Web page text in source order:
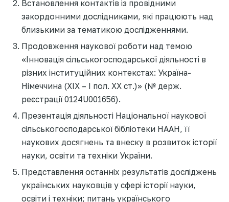
Встановлення контактів із провідними
закордонними дослідниками, які працюють над
близькими за тематикою дослідженнями.
Продовження наукової роботи над темою
«Інновація сільськогосподарської діяльності в
різних інституційних контекстах: Україна-
Німеччина (ХІХ – І пол. ХХ ст.)» (№ держ.
реєстрації 0124U001656).
Презентація діяльності Національної наукової
сільськогосподарської бібліотеки НААН, її
наукових досягнень та внеску в розвиток історії
науки, освіти та техніки України.
Представлення останніх результатів досліджень
українських науковців у сфері історії науки,
освіти і техніки; питань українського